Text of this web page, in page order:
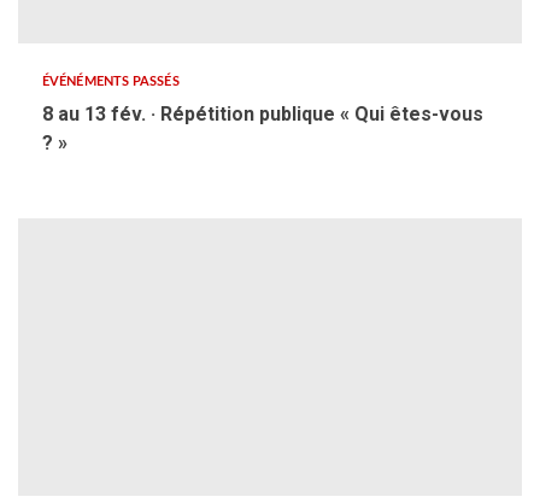
ÉVÉNÉMENTS PASSÉS
8 au 13 fév. · Répétition publique « Qui êtes-vous
? »